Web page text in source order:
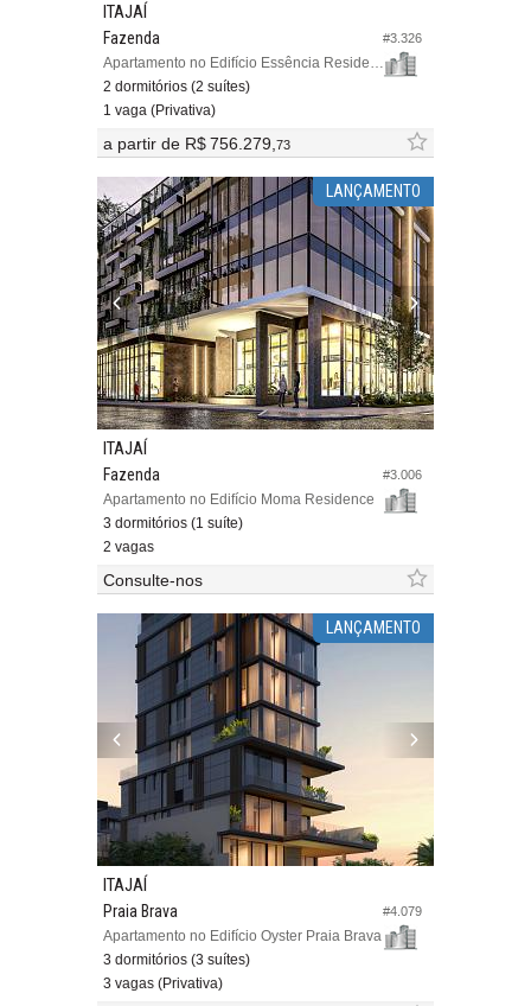
#3.326
ITAJAÍ
Fazenda
Apartamento no Edifício Essência Residence
2 dormitórios (2 suítes)
1 vaga (Privativa)
a partir de R$ 756.279,73
LANÇAMENTO
#3.006
ITAJAÍ
Fazenda
Apartamento no Edifício Moma Residence
3 dormitórios (1 suíte)
2 vagas
Consulte-nos
LANÇAMENTO
#4.079
ITAJAÍ
Praia Brava
Apartamento no Edifício Oyster Praia Brava
3 dormitórios (3 suítes)
3 vagas (Privativa)